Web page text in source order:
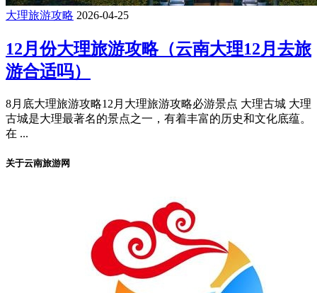
大理旅游攻略 2026-04-25
12月份大理旅游攻略（云南大理12月去旅
游合适吗）
8月底大理旅游攻略12月大理旅游攻略必游景点 大理古城 大理
古城是大理最著名的景点之一，有着丰富的历史和文化底蕴。
在 ...
关于云南旅游网